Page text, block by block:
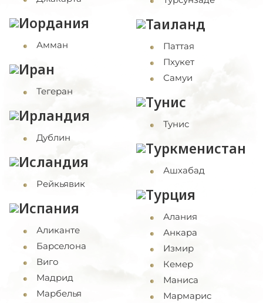
Иордания
Амман
Иран
Тегеран
Ирландия
Дублин
Исландия
Рейкьявик
Испания
Аликанте
Барселона
Виго
Мадрид
Марбелья
Таиланд
Паттая
Пхукет
Самуи
Тунис
Тунис
Туркменистан
Ашхабад
Турция
Алания
Анкара
Измир
Кемер
Маниса
Мармарис